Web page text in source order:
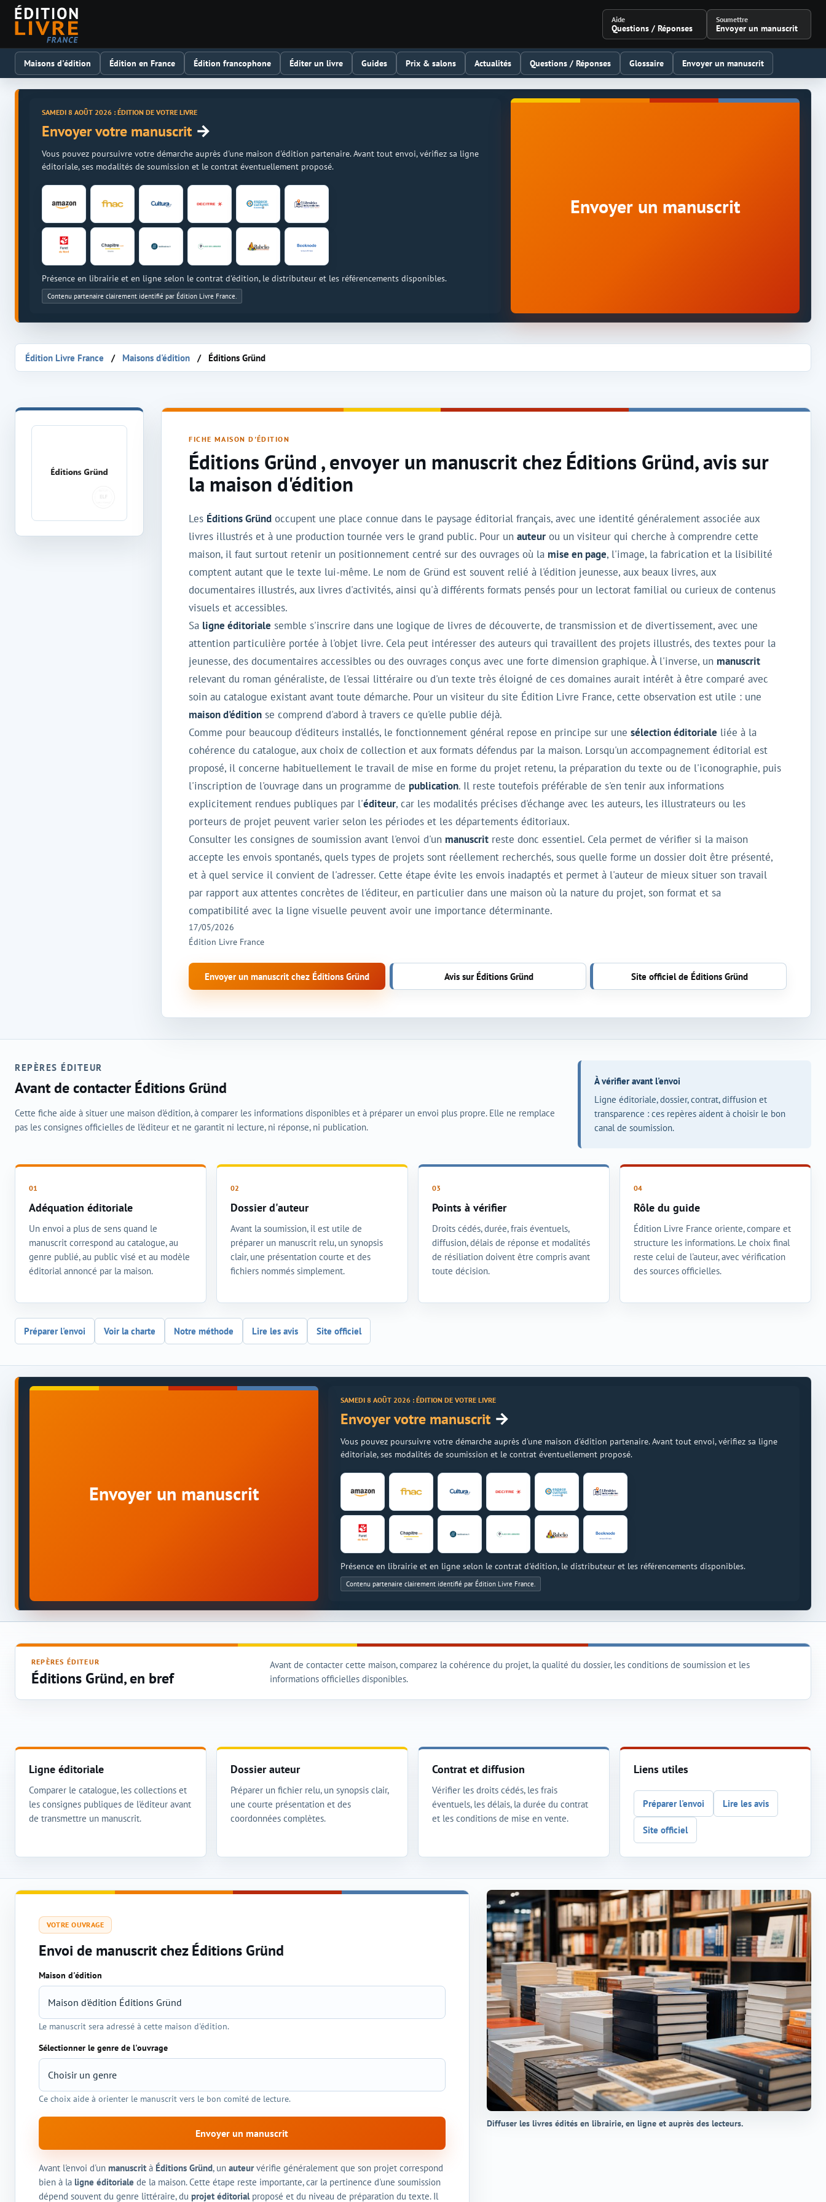
Aide
Questions / Réponses
Soumettre
Envoyer un manuscrit
Maisons d'édition Édition en France Édition francophone Éditer un livre Guides Prix & salons Actualités Questions / Réponses Glossaire Envoyer un manuscrit
SAMEDI 8 AOÛT 2026 : ÉDITION DE VOTRE LIVRE
Envoyer votre manuscrit →
Vous pouvez poursuivre votre démarche auprès d'une maison d'édition partenaire. Avant tout envoi, vérifiez sa ligne
éditoriale, ses modalités de soumission et le contrat éventuellement proposé.
Présence en librairie et en ligne selon le contrat d'édition, le distributeur et les référencements disponibles.
Contenu partenaire clairement identifié par Édition Livre France.
Envoyer un manuscrit
Édition Livre France Maisons d'édition Éditions Gründ
Maison d'édition Éditions Gründ
FICHE MAISON D'ÉDITION
Éditions Gründ , envoyer un manuscrit chez Éditions Gründ, avis sur
la maison d'édition
Les Éditions Gründ occupent une place connue dans le paysage éditorial français, avec une identité généralement associée aux
livres illustrés et à une production tournée vers le grand public. Pour unauteur ou un visiteur qui cherche à comprendre cette
maison, il faut surtout retenir un positionnement centré sur des ouvrages où la mise en page, l'image, la fabrication et la lisibilité
comptent autant que le texte lui-même. Le nom de Gründ est souvent relié à l'édition jeunesse, aux beaux livres, aux
documentaires illustrés, aux livres d'activités, ainsi qu'à différents formats pensés pour un lectorat familial ou curieux de contenus
visuels et accessibles.
Sa ligne éditoriale semble s'inscrire dans une logique de livres de découverte, de transmission et de divertissement, avec une
attention particulière portée à l'objet livre. Cela peut intéresser des auteurs qui travaillent des projets illustrés, des textes pour la
jeunesse, des documentaires accessibles ou des ouvrages conçus avec une forte dimension graphique. À l'inverse, un manuscrit
relevant du roman généraliste, de l'essai littéraire ou d'un texte très éloigné de ces domaines aurait intérêt à être comparé avec
soin au catalogue existant avant toute démarche. Pour un visiteur du site Édition Livre France, cette observation est utile : une
maison d'édition se comprend d'abord à travers ce qu'elle publie déjà.
Comme pour beaucoup d'éditeurs installés, le fonctionnement général repose en principe sur unesélection éditoriale liée à la
cohérence du catalogue, aux choix de collection et aux formats défendus par la maison. Lorsqu'un accompagnement éditorial est
proposé, il concerne habituellement le travail de mise en forme du projet retenu, la préparation du texte ou de l'iconographie, puis
l'inscription de l'ouvrage dans un programme de publication. Il reste toutefois préférable de s'en tenir aux informations
explicitement rendues publiques par l'éditeur, car les modalités précises d'échange avec les auteurs, les illustrateurs ou les
porteurs de projet peuvent varier selon les périodes et les départements éditoriaux.
Consulter les consignes de soumission avant l'envoi d'un manuscrit reste donc essentiel. Cela permet de vérifier si la maison
accepte les envois spontanés, quels types de projets sont réellement recherchés, sous quelle forme un dossier doit être présenté,
et à quel service il convient de l'adresser. Cette étape évite les envois inadaptés et permet à l'auteur de mieux situer son travail
par rapport aux attentes concrètes de l'éditeur, en particulier dans une maison où la nature du projet, son format et sa
compatibilité avec la ligne visuelle peuvent avoir une importance déterminante.
17/05/2026
Édition Livre France
Envoyer un manuscrit chez Éditions Gründ Avis sur Éditions Gründ Site officiel de Éditions Gründ
REPÈRES ÉDITEUR
Avant de contacter Éditions Gründ
Cette fiche aide à situer une maison d'édition, à comparer les informations disponibles et à préparer un envoi plus propre. Elle ne remplace
pas les consignes officielles de l'éditeur et ne garantit ni lecture, ni réponse, ni publication.
À vérifier avant l'envoi
Ligne éditoriale, dossier, contrat, diffusion et
transparence : ces repères aident à choisir le bon
canal de soumission.
Adéquation éditoriale
Un envoi a plus de sens quand le
manuscrit correspond au catalogue, au
genre publié, au public visé et au modèle
éditorial annoncé par la maison.
Dossier d'auteur
Avant la soumission, il est utile de
préparer un manuscrit relu, un synopsis
clair, une présentation courte et des
fichiers nommés simplement.
Points à vérifier
Droits cédés, durée, frais éventuels,
diffusion, délais de réponse et modalités
de résiliation doivent être compris avant
toute décision.
Rôle du guide
Édition Livre France oriente, compare et
structure les informations. Le choix final
reste celui de l'auteur, avec vérification
des sources officielles.
Préparer l'envoi Voir la charte Notre méthode Lire les avis Site officiel
SAMEDI 8 AOÛT 2026 : ÉDITION DE VOTRE LIVRE
Envoyer votre manuscrit →
Vous pouvez poursuivre votre démarche auprès d'une maison d'édition partenaire. Avant tout envoi, vérifiez sa ligne
éditoriale, ses modalités de soumission et le contrat éventuellement proposé.
Présence en librairie et en ligne selon le contrat d'édition, le distributeur et les référencements disponibles.
Contenu partenaire clairement identifié par Édition Livre France.
Envoyer un manuscrit
REPÈRES ÉDITEUR
Éditions Gründ, en bref
Avant de contacter cette maison, comparez la cohérence du projet, la qualité du dossier, les conditions de soumission et les
informations officielles disponibles.
Ligne éditoriale
Comparer le catalogue, les collections et
les consignes publiques de l'éditeur avant
de transmettre un manuscrit.
Dossier auteur
Préparer un fichier relu, un synopsis clair,
une courte présentation et des
coordonnées complètes.
Contrat et diffusion
Vérifier les droits cédés, les frais
éventuels, les délais, la durée du contrat
et les conditions de mise en vente.
Liens utiles
Préparer l'envoi Lire les avis
Site officiel
VOTRE OUVRAGE
Envoi de manuscrit chez Éditions Gründ
Sélection de l'éditeur et du genre
Maison d'édition
Le manuscrit sera adressé à cette maison d'édition.
Sélectionner le genre de l'ouvrage
Ce choix aide à orienter le manuscrit vers le bon comité de lecture.
Envoyer un manuscrit
Avant l'envoi d'un manuscrità Éditions Gründ, un auteurvérifie généralement que son projet correspond
bien à la ligne éditoriale de la maison. Cette étape reste importante, car la pertinence d'une soumission
dépend souvent du genre littéraire, du projet éditorialproposé et du niveau de préparation du texte. Il
Diffuser les livres édités en librairie, en ligne et auprès des lecteurs.